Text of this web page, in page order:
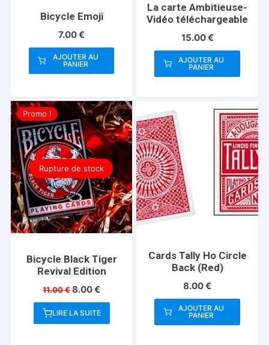
Bicycle Emoji
7.00€
AJOUTER AU
PANIER
La carte Ambitieuse-
Vidéo téléchargeable
15.00€
AJOUTER AU
PANIER
Rupture de stock
Promo !
Bicycle Black Tiger
Revival Edition
11.00€Le
initial
8.00€Le
actuel
est :
LIRE LA SUITE
Cards Tally Ho Circle
Back (Red)
8.00€
AJOUTER AU
PANIER